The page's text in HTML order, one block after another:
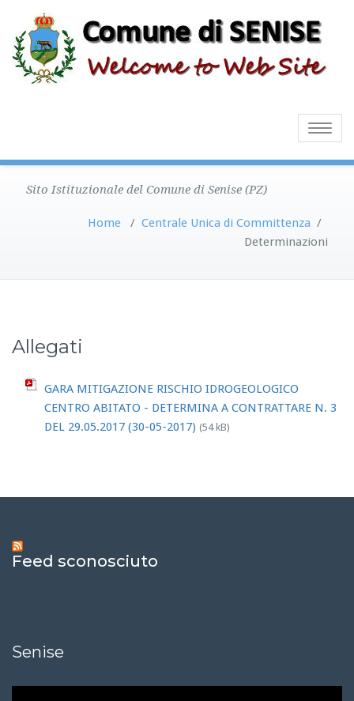
Toggle
Sito Istituzionale del Comune di Senise (PZ)
Home / Centrale Unica di Committenza /
Determinazioni
Allegati
GARA MITIGAZIONE RISCHIO IDROGEOLOGICO
CENTRO ABITATO - DETERMINA A CONTRATTARE N. 3
DEL 29.05.2017 (30-05-2017) (54 kB)
Feed sconosciuto
Senise